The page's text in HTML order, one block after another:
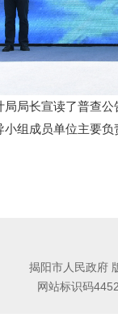
长宣读了普查公
成员单位主要负
揭阳市人民政府
网站标识码